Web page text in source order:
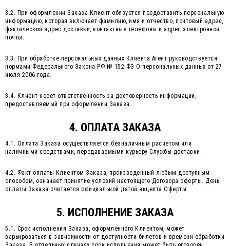
3.2. При оформлении Заказа Клиент обязуется предоставить персональную
информацию, которая включает фамилию, имя и отчество, почтовый адрес,
фактический адрес доставки, контактные телефоны и адрес электронной
почты.
3.3. При обработке персональных данных Клиента Агент руководствуется
нормами Федерального Закона РФ № 152 ФЗ О персональных данных от 27
июля 2006 года.
3.4. Клиент несет ответственность за достоверность информации,
предоставляемый при оформлении Заказа.
4. ОПЛАТА ЗАКАЗА
4.1. Оплата Заказа осуществляется безналичным расчетом или
наличными средствами, передаваемыми курьеру Службы доставки.
4.2. Факт оплаты Клиентом Заказа, произведенный любым доступным
способом, означает принятие условий настоящего Договора оферты. День
оплаты Заказа считается официальной датой акцепта Оферты.
5. ИСПОЛНЕНИЕ ЗАКАЗА
5.1. Срок исполнения Заказа, оформленного Клиентом, может
варьироваться в зависимости от доступности билетов и времени обработки